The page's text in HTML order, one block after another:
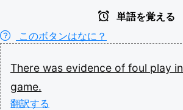
単語を覚える
このボタンはなに？
There was evidence of foul play in
game.
翻訳する